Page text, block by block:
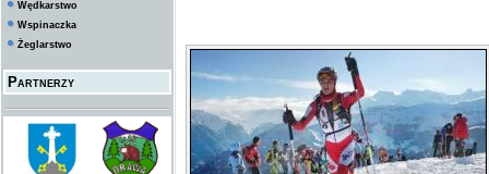
Wędkarstwo
Wspinaczka
Żeglarstwo
Partnerzy